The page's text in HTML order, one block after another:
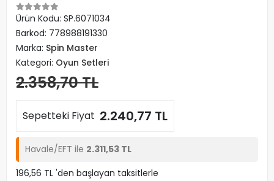
Ürün Kodu: SP.6071034
Barkod: 778988191330
Marka: Spin Master
Kategori: Oyun Setleri
2.358,70 TL
Sepetteki Fiyat 2.240,77 TL
Havale/EFT ile 2.311,53 TL
196,56 TL 'den başlayan taksitlerle